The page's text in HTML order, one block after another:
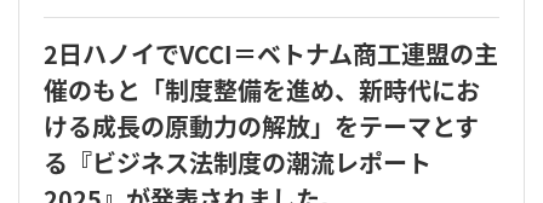
2日ハノイでVCCI＝ベトナム商工連盟の主
催のもと「制度整備を進め、新時代にお
ける成長の原動力の解放」をテーマとす
る『ビジネス法制度の潮流レポート